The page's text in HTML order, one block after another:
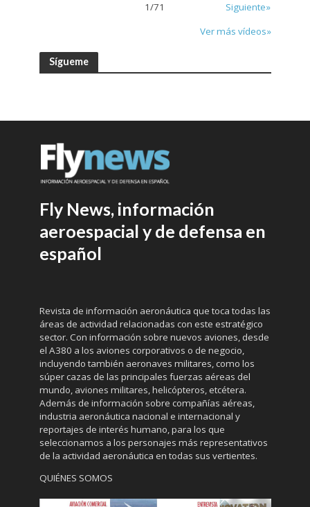
1/71
Siguiente»
Ver más vídeos»
Sígueme
Fly News, información
aeroespacial y de defensa en
español
Revista de información aeronáutica que toca todas las
áreas de actividad relacionadas con este estratégico
sector. Con información sobre nuevos aviones, desde
el A380 a los aviones corporativos o de negocio,
incluyendo también aeronaves militares, como los
súper cazas de las principales fuerzas aéreas del
mundo, aviones militares, helicópteros, etcétera.
Además de información sobre compañías aéreas,
industria aeronáutica nacional e internacional y
reportajes de interés humano, para los que
seleccionamos a los personajes más representativos
de la actividad aeronáutica en todas sus vertientes.
QUIÉNES SOMOS